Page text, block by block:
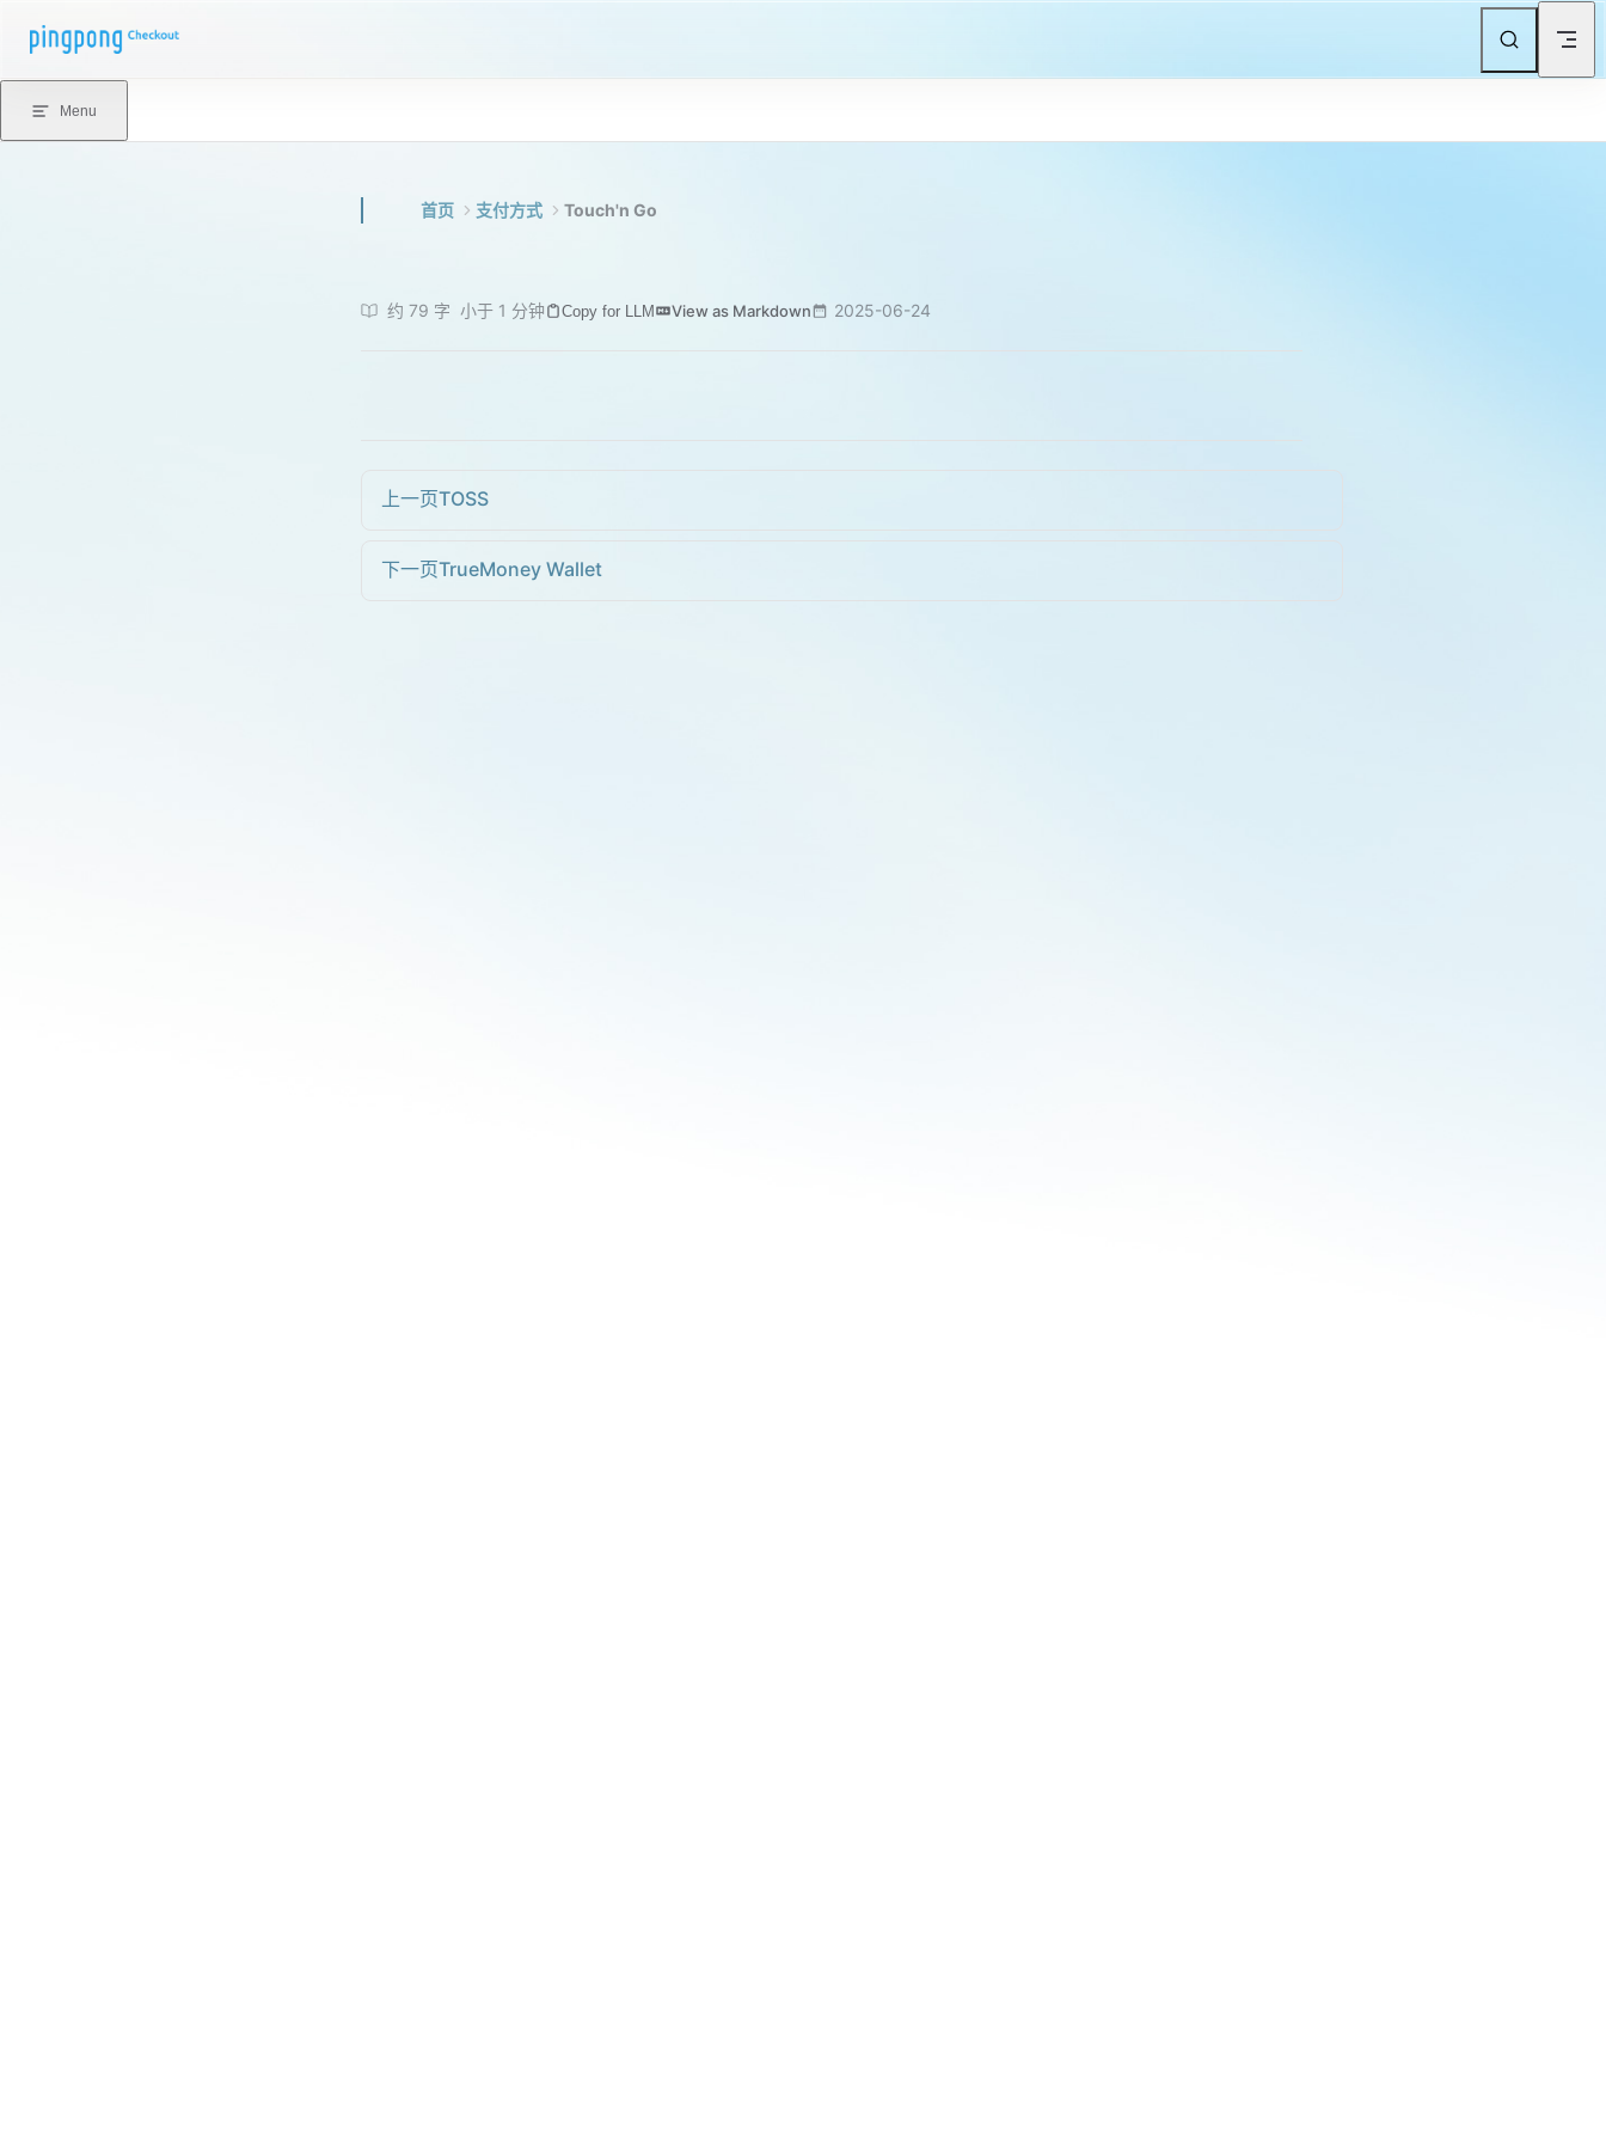
Skip to content
Menu
首页 支付方式 Touch'n Go
约 79 字 小于 1 分钟 Copy for LLM View as Markdown 2025-06-24
上一页TOSS
下一页TrueMoney Wallet